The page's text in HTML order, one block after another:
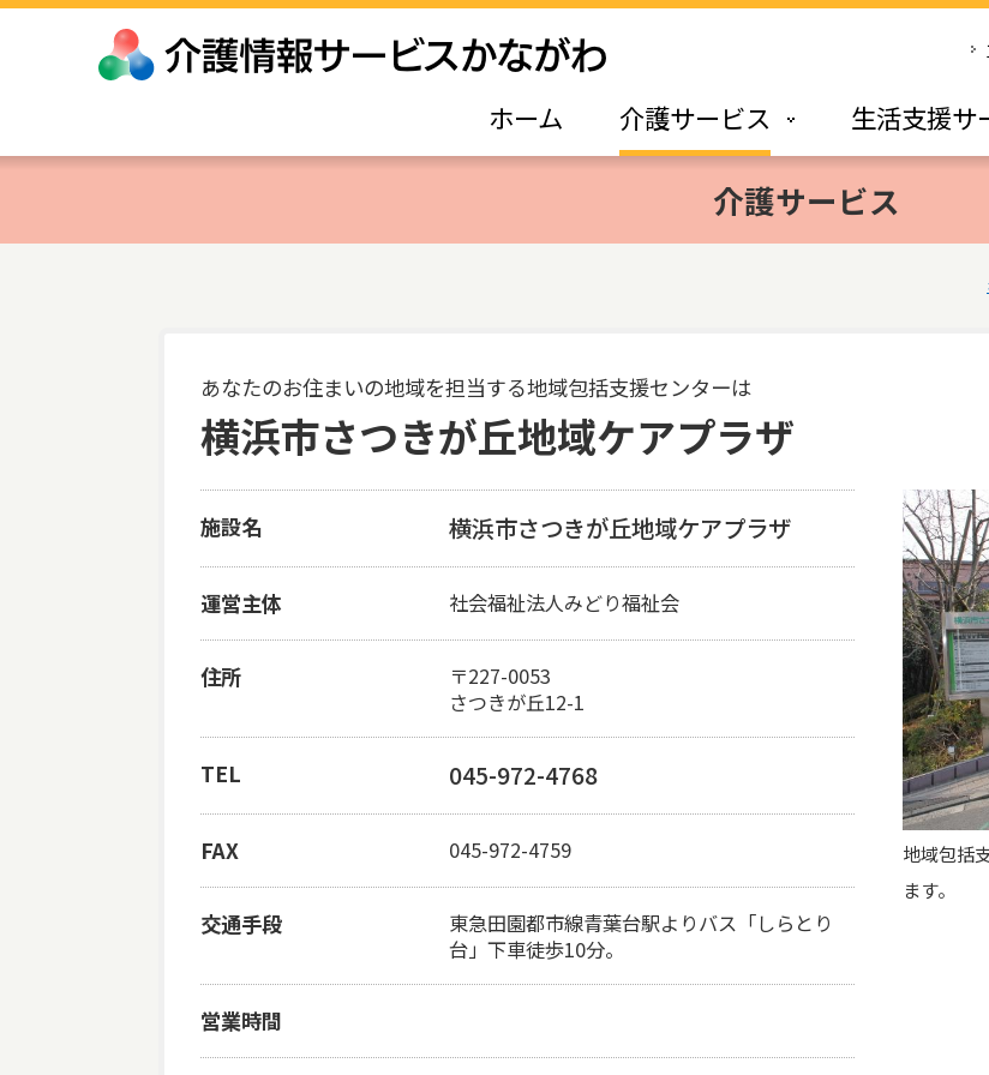
ホーム 介護サービス 生活支援サ
介護サービス
あなたのお住まいの地域を担当する地域包括支援センターは
横浜市さつきが丘地域ケアプラザ
施設名 横浜市さつきが丘地域ケアプラザ
運営主体 社会福祉法人みどり福祉会
住所
〒227-0053
さつきが丘12-1
TEL 045-972-4768
FAX 045-972-4759
交通手段
東急田園都市線青葉台駅よりバス「しらとり
台」下車徒歩10分。
営業時間
地域包括
ます。